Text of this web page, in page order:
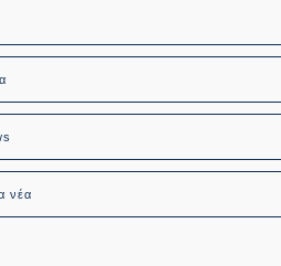
νέα